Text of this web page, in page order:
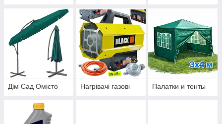
Дім Сад Омісто Нагрівачі газові Палатки и тенты